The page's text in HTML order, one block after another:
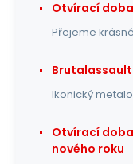
Otvírací
Přejeme
Ikonický
Otvírací
nového roku